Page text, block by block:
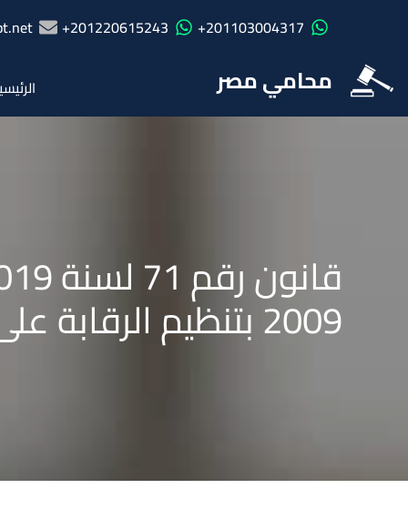
201103004317+
201220615243+
محامي مصر
2009 بتنظيم الرقابة على الأسواق والأدوات المالية غير المصرفية